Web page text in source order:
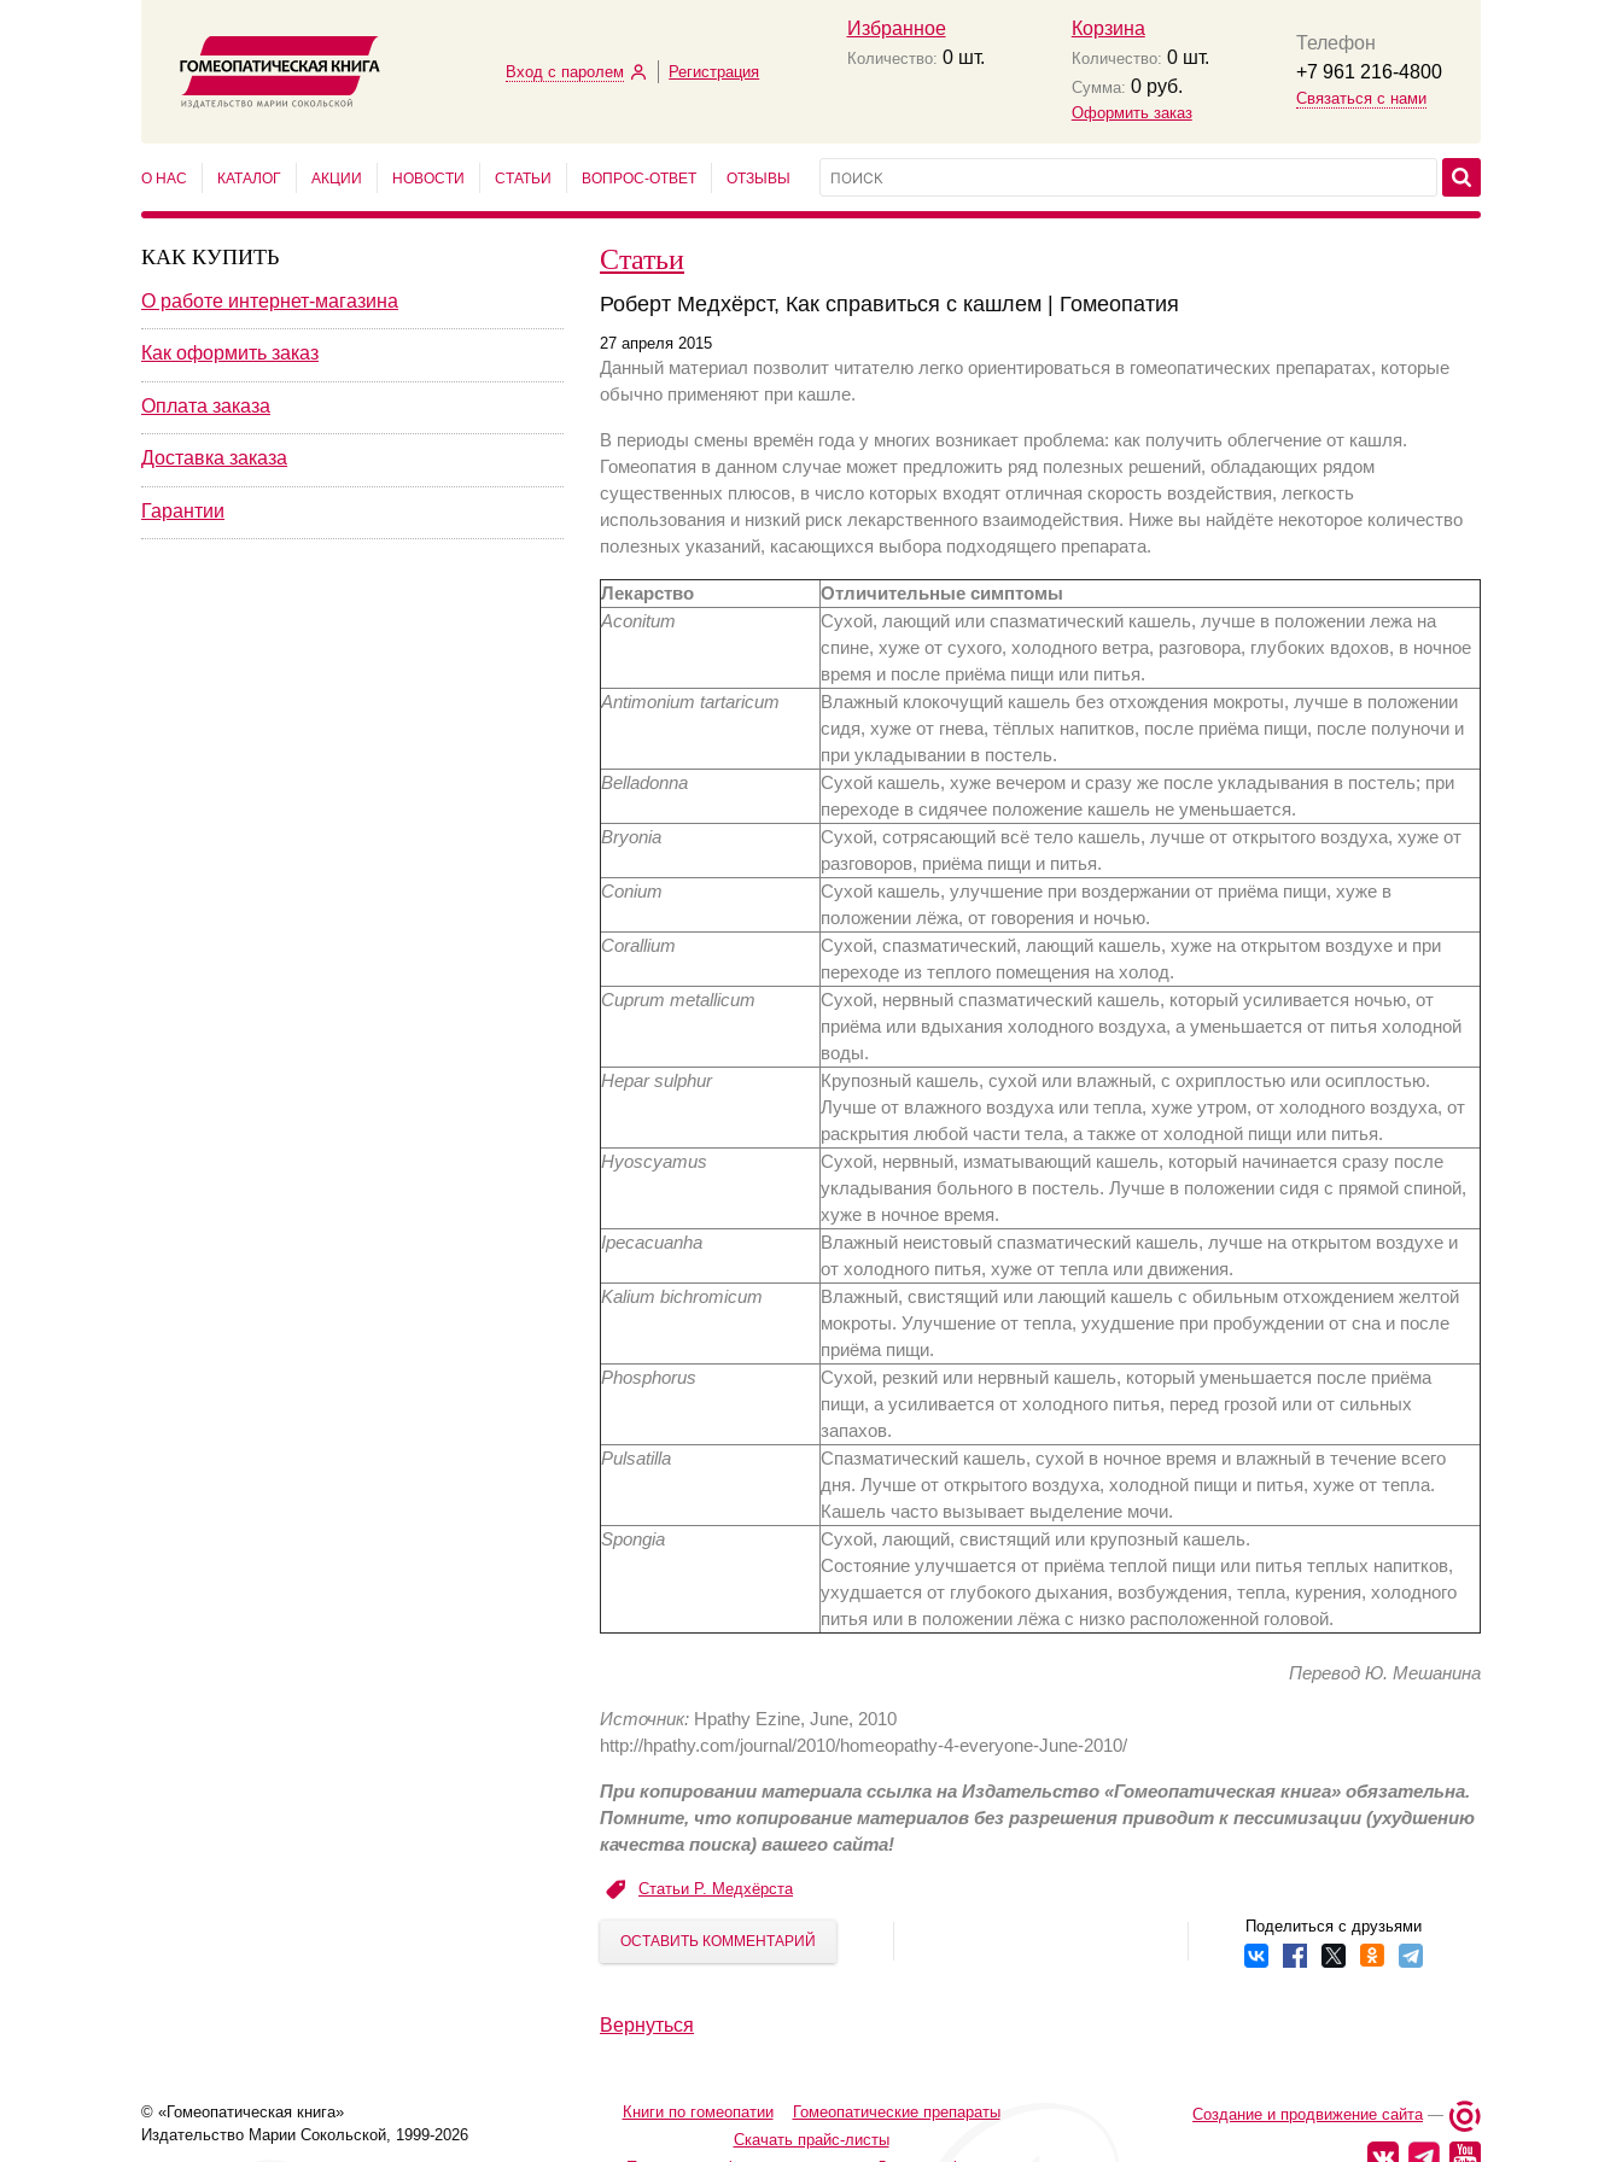
Вход с паролем Регистрация
Избранное
Количество: 0шт.
Корзина
Количество: 0шт.
Сумма: 0руб.
Оформить заказ
Телефон
+7 961 216-4800
Связаться с нами
О НАС КАТАЛОГ АКЦИИ НОВОСТИ СТАТЬИ ВОПРОС-ОТВЕТ ОТЗЫВЫ
КАК КУПИТЬ
О работе интернет-магазина
Как оформить заказ
Оплата заказа
Доставка заказа
Гарантии
Статьи
Роберт Медхёрст, Как справиться с кашлем | Гомеопатия
27 апреля 2015
Данный материал позволит читателю легко ориентироваться в гомеопатических препаратах, которые
обычно применяют при кашле.
В периоды смены времён года у многих возникает проблема: как получить облегчение от кашля.
Гомеопатия в данном случае может предложить ряд полезных решений, обладающих рядом
существенных плюсов, в число которых входят отличная скорость воздействия, легкость
использования и низкий риск лекарственного взаимодействия. Ниже вы найдёте некоторое количество
полезных указаний, касающихся выбора подходящего препарата.
Лекарство
Отличительные симптомы
Aconitum
Сухой, лающий или спазматический кашель, лучше в положении лежа на
спине, хуже от сухого, холодного ветра, разговора, глубоких вдохов, в ночное
время и после приёма пищи или питья.
Antimonium tartaricum
Влажный клокочущий кашель без отхождения мокроты, лучше в положении
сидя, хуже от гнева, тёплых напитков, после приёма пищи, после полуночи и
при укладывании в постель.
Belladonna
Сухой кашель, хуже вечером и сразу же после укладывания в постель; при
переходе в сидячее положение кашель не уменьшается.
Bryonia
Сухой, сотрясающий всё тело кашель, лучше от открытого воздуха, хуже от
разговоров, приёма пищи и питья.
Conium
Сухой кашель, улучшение при воздержании от приёма пищи, хуже в
положении лёжа, от говорения и ночью.
Corallium
Сухой, спазматический, лающий кашель, хуже на открытом воздухе и при
переходе из теплого помещения на холод.
Cuprum metallicum
Сухой, нервный спазматический кашель, который усиливается ночью, от
приёма или вдыхания холодного воздуха, а уменьшается от питья холодной
воды.
Hepar sulphur
Крупозный кашель, сухой или влажный, с охриплостью или осиплостью.
Лучше от влажного воздуха или тепла, хуже утром, от холодного воздуха, от
раскрытия любой части тела, а также от холодной пищи или питья.
Hyoscyamus
Сухой, нервный, изматывающий кашель, который начинается сразу после
укладывания больного в постель. Лучше в положении сидя с прямой спиной,
хуже в ночное время.
Ipecacuanha
Влажный неистовый спазматический кашель, лучше на открытом воздухе и
от холодного питья, хуже от тепла или движения.
Kalium bichromicum
Влажный, свистящий или лающий кашель с обильным отхождением желтой
мокроты. Улучшение от тепла, ухудшение при пробуждении от сна и после
приёма пищи.
Phosphorus
Сухой, резкий или нервный кашель, который уменьшается после приёма
пищи, а усиливается от холодного питья, перед грозой или от сильных
запахов.
Pulsatilla
Спазматический кашель, сухой в ночное время и влажный в течение всего
дня. Лучше от открытого воздуха, холодной пищи и питья, хуже от тепла.
Кашель часто вызывает выделение мочи.
Spongia
Сухой, лающий, свистящий или крупозный кашель.
Состояние улучшается от приёма теплой пищи или питья теплых напитков,
ухудшается от глубокого дыхания, возбуждения, тепла, курения, холодного
питья или в положении лёжа с низко расположенной головой.
Перевод Ю. Мешанина
Источник: Hpathy Ezine, June, 2010
http://hpathy.com/journal/2010/homeopathy-4-everyone-June-2010/
При копировании материала ссылка на Издательство «Гомеопатическая книга» обязательна.
Помните, что копирование материалов без разрешения приводит к пессимизации (ухудшению
качества поиска) вашего сайта!
Статьи Р. Медхёрста
ОСТАВИТЬ КОММЕНТАРИЙ
Поделиться с друзьями
Вернуться
© «Гомеопатическая книга»
Издательство Марии Сокольской, 1999-2026
Книги по гомеопатии
Гомеопатические препараты
Скачать прайс-листы
Создание и продвижение сайта—